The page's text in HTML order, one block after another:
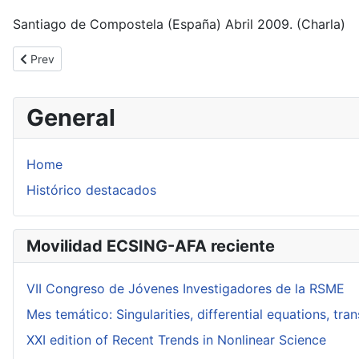
General
Home
Histórico destacados
Movilidad ECSING-AFA reciente
VII Congreso de Jóvenes Investigadores de la RSME
Mes temático: Singularities, differential equations,
XXI edition of Recent Trends in Nonlinear Science
Santiago de Compostela (España) Abril 2009. (Charla)
Previous article: Singularités des champs de vecteurs du plan,
Prev